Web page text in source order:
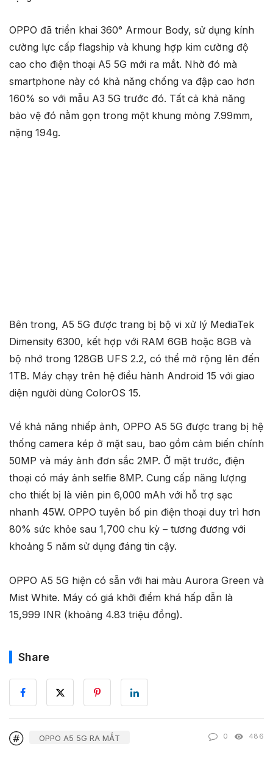
OPPO đã triển khai 360° Armour Body, sử dụng kính
cường lực cấp flagship và khung hợp kim cường độ
cao cho điện thoại A5 5G mới ra mắt. Nhờ đó mà
smartphone này có khả năng chống va đập cao hơn
160% so với mẫu A3 5G trước đó. Tất cả khả năng
bảo vệ đó nằm gọn trong một khung mỏng 7.99mm,
nặng 194g.
Bên trong, A5 5G được trang bị bộ vi xử lý MediaTek
Dimensity 6300, kết hợp với RAM 6GB hoặc 8GB và
bộ nhớ trong 128GB UFS 2.2, có thể mở rộng lên đến
1TB. Máy chạy trên hệ điều hành Android 15 với giao
diện người dùng ColorOS 15.
Về khả năng nhiếp ảnh, OPPO A5 5G được trang bị hệ
thống camera kép ở mặt sau, bao gồm cảm biến chính
50MP và máy ảnh đơn sắc 2MP. Ở mặt trước, điện
thoại có máy ảnh selfie 8MP. Cung cấp năng lượng
cho thiết bị là viên pin 6,000 mAh với hỗ trợ sạc
nhanh 45W. OPPO tuyên bố pin điện thoại duy trì hơn
80% sức khỏe sau 1,700 chu kỳ – tương đương với
khoảng 5 năm sử dụng đáng tin cậy.
OPPO A5 5G hiện có sẵn với hai màu Aurora Green và
Mist White. Máy có giá khởi điểm khá hấp dẫn là
15,999 INR (khoảng 4.83 triệu đồng).
Share
OPPO A5 5G RA MẮT 0 486